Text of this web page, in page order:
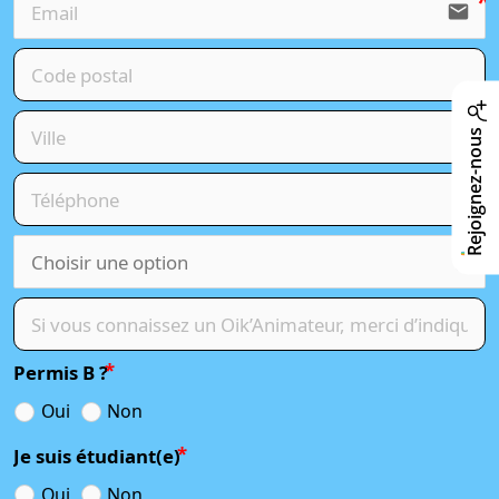
Rejoignez-nous
email
Permis B ?
Oui Non
Je suis étudiant(e)